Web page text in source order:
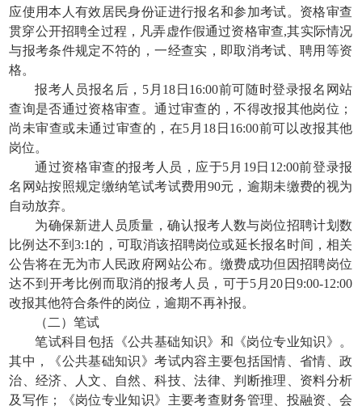
应使用本人有效居民身份证进行报名和参加考试。资格审查
贯穿公开招聘全过程，凡弄虚作假通过资格审查,其实际情况
与报考条件规定不符的，一经查实，即取消考试、聘用等资
格。
报考人员报名后，5月18日16:00前可随时登录报名网站
查询是否通过资格审查。通过审查的，不得改报其他岗位；
尚未审查或未通过审查的，在5月18日16:00前可以改报其他
岗位。
通过资格审查的报考人员，应于5月19日12:00前登录报
名网站按照规定缴纳笔试考试费用90元，逾期未缴费的视为
自动放弃。
为确保新进人员质量，确认报考人数与岗位招聘计划数
比例达不到3:1的，可取消该招聘岗位或延长报名时间，相关
公告将在无为市人民政府网站公布。缴费成功但因招聘岗位
达不到开考比例而取消的报考人员，可于5月20日9:00-12:00
改报其他符合条件的岗位，逾期不再补报。
（二）笔试
笔试科目包括《公共基础知识》和《岗位专业知识》。
其中，《公共基础知识》考试内容主要包括国情、省情、政
治、经济、人文、自然、科技、法律、判断推理、资料分析
及写作；《岗位专业知识》主要考查财务管理、投融资、会